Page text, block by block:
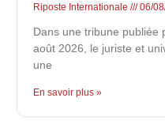
Riposte Internationale 06/
Dans une tribune publiée
août 2026, le juriste et
une
En savoir plus »